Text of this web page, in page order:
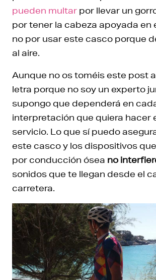
pueden multar por llevar un
por tener la cabeza apoyada en
no por usar este casco porque
al aire.
Aunque no os toméis este post
letra porque no soy un experto
supongo que dependerá en
interpretación que quiera hacer
servicio. Lo que sí puedo
este casco y los dispositivos
por conducción ósea no
sonidos que te llegan desde el
carretera.